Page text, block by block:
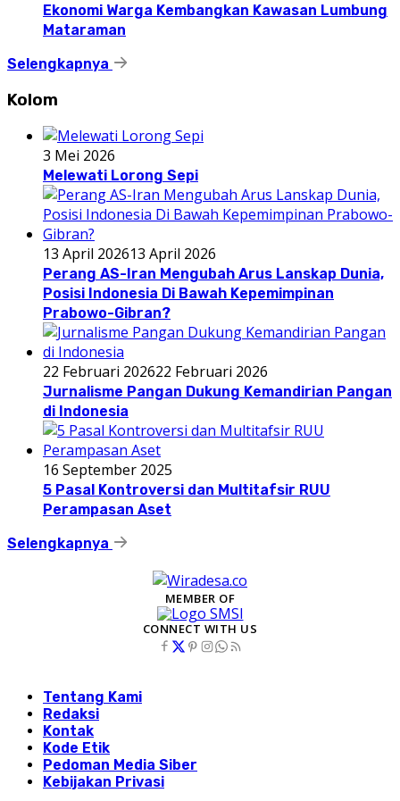
Ekonomi Warga Kembangkan Kawasan Lumbung
Mataraman
Selengkapnya
Kolom
3 Mei 2026
Melewati Lorong Sepi
13 April 202613 April 2026
Perang AS-Iran Mengubah Arus Lanskap Dunia,
Posisi Indonesia Di Bawah Kepemimpinan
Prabowo-Gibran?
22 Februari 202622 Februari 2026
Jurnalisme Pangan Dukung Kemandirian Pangan
di Indonesia
16 September 2025
5 Pasal Kontroversi dan Multitafsir RUU
Perampasan Aset
Selengkapnya
MEMBER OF
CONNECT WITH US
Tentang Kami
Redaksi
Kontak
Kode Etik
Pedoman Media Siber
Kebijakan Privasi